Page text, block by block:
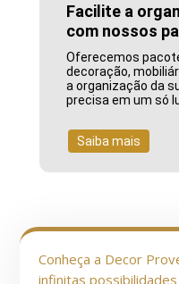
Facilite a
com nossos
Oferecemos
decoração,
a organização da
precisa em um só
Saiba mais
Conheça a Decor
infinitas